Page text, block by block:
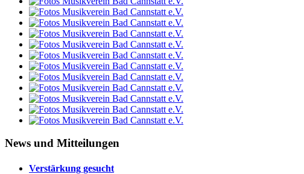
News und Mitteilungen
Verstärkung gesucht